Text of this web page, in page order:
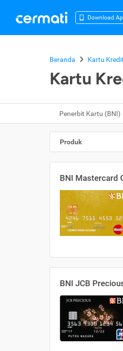
Download
Beranda Kartu Kredit
Kartu
Penerbit Kartu (BNI)
Produk
BNI Mastercard
BNI JCB